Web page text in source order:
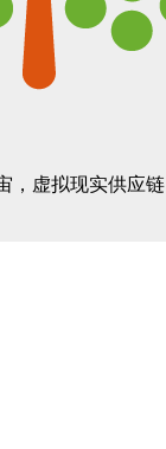
，虚拟现实供应链